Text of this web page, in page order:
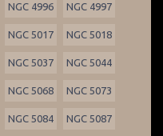
NGC 4996 NGC 4997
NGC 5017 NGC 5018
NGC 5037 NGC 5044
NGC 5068 NGC 5073
NGC 5084 NGC 5087